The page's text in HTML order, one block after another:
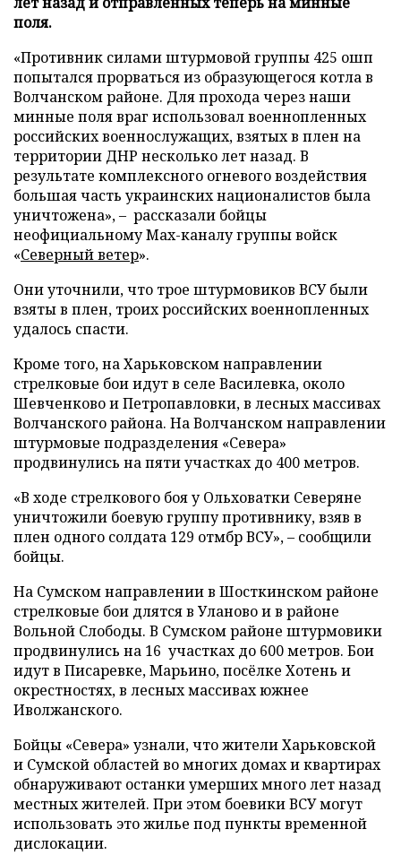
поля.
«Противник силами штурмовой группы 425 ошп
попытался прорваться из образующегося котла в
Волчанском районе. Для прохода через наши
минные поля враг использовал военнопленных
российских военнослужащих, взятых в плен на
территории ДНР несколько лет назад. В
результате комплексного огневого воздействия
большая часть украинских националистов была
уничтожена», – рассказали бойцы
неофициальному Max-каналу группы войск
«Северный ветер».
Они уточнили, что трое штурмовиков ВСУ были
взяты в плен, троих российских военнопленных
удалось спасти.
Кроме того, на Харьковском направлении
стрелковые бои идут в селе Василевка, около
Шевченково и Петропавловки, в лесных массивах
Волчанского района. На Волчанском направлении
штурмовые подразделения «Севера»
продвинулись на пяти участках до 400 метров.
«В ходе стрелкового боя у Ольховатки Северяне
уничтожили боевую группу противнику, взяв в
плен одного солдата 129 отмбр ВСУ», – сообщили
бойцы.
На Сумском направлении в Шосткинском районе
стрелковые бои длятся в Уланово и в районе
Вольной Слободы. В Сумском районе штурмовики
продвинулись на 16 участках до 600 метров. Бои
идут в Писаревке, Марьино, посёлке Хотень и
окрестностях, в лесных массивах южнее
Иволжанского.
Бойцы «Севера» узнали, что жители Харьковской
и Сумской областей во многих домах и квартирах
обнаруживают останки умерших много лет назад
местных жителей. При этом боевики ВСУ могут
использовать это жилье под пункты временной
дислокации.